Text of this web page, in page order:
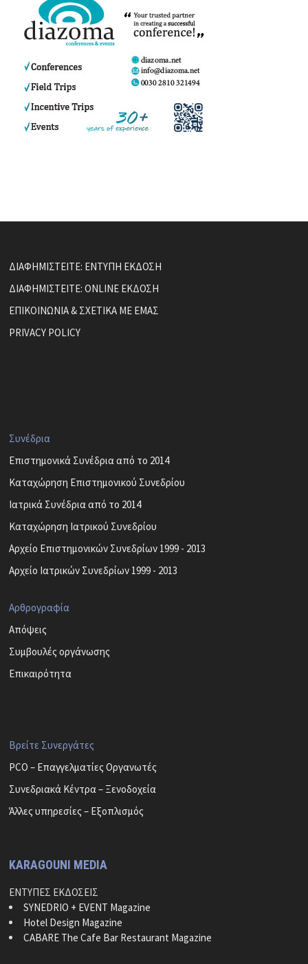
ΔΙΑΦΗΜΙΣΤΕΙΤΕ: ΕΝΤΥΠΗ ΕΚΔΟΣΗ
ΔΙΑΦΗΜΙΣΤΕΙΤΕ: ONLINE ΕΚΔΟΣΗ
ΕΠΙΚΟΙΝΩΝΙΑ & ΣΧΕΤΙΚΑ ΜΕ ΕΜΑΣ
PRIVACY POLICY
Συνέδρια
Επιστημονικά Συνέδρια από το 2014
Καταχώρηση Επιστημονικού Συνεδρίου
Ιατρικά Συνέδρια από το 2014
Καταχώρηση Ιατρικού Συνεδρίου
Αρχείο Επιστημονικών Συνεδρίων 1999 - 2013
Αρχείο Ιατρικών Συνεδρίων 1999 - 2013
Αρθρογραφία
Απόψεις
Συμβουλές οργάνωσης
Επικαιρότητα
Βρείτε Συνεργάτες
PCO – Επαγγελματίες Οργανωτές
Συνεδριακά Κέντρα – Ξενοδοχεία
Άλλες υπηρεσίες – Εξοπλισμός
KARAGOUNI MEDIA
ΕΝΤΥΠΕΣ ΕΚΔΟΣΕΙΣ
SYNEDRIO + EVENT Magazine
Hotel Design Magazine
CABARE The Cafe Bar Restaurant Magazine